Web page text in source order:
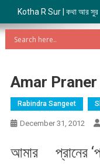
Kotha R Sur | কথা আর সুর
Amar Praner
Rabindra Sangeet
December 31, 2012
আমার প্রানের